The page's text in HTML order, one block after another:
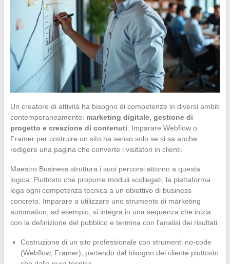
Un creatore di attività ha bisogno di competenze in diversi ambiti
contemporaneamente: marketing digitale, gestione di
progetto e creazione di contenuti . Imparare Webflow o
Framer per costruire un sito ha senso solo se si sa anche
redigere una pagina che converte i visitatori in clienti.
Maestro Business struttura i suoi percorsi attorno a questa
logica. Piuttosto che proporre moduli scollegati, la piattaforma
lega ogni competenza tecnica a un obiettivo di business
concreto. Imparare a utilizzare uno strumento di marketing
automation, ad esempio, si integra in una sequenza che inizia
con la definizione del pubblico e termina con l’analisi dei risultati.
Costruzione di un sito professionale con strumenti no-code
(Webflow, Framer), partendo dal bisogno del cliente piuttosto